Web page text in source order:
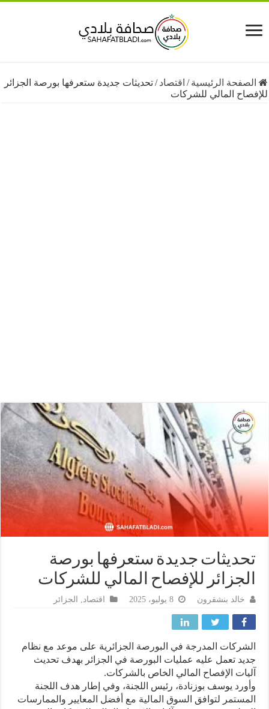
الرئيسية /اقتصاد/تحديثات جديدة ستعرفها بورصة الجزائر
المالي للشركات
جديدة ستعرفها بورصة
للإفصاح المالي للشركات
خالد بنشقرون اقتصاد ,الجزائر
المدرجة في البورصة الجزائرية على موعد مع نظام
تعمل عليه عمليات البورصة في الجزائر بهدف تحديث
الإفصاح المالي الخاص بالشركات.
يوسف بوزنادة، رئيس اللجنة، وفي إطار هدف اللجنة
لتوافق السوق المالية مع أفضل المعايير والممارسات